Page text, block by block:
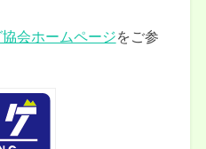
会ホームページをご参